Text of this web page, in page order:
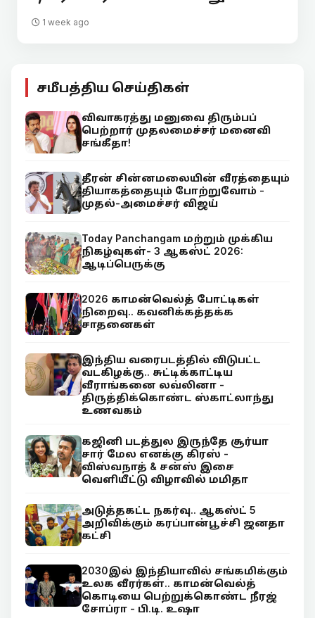
1 week ago
சமீபத்திய செய்திகள்
விவாகரத்து மனுவை திரும்பப்
பெற்றார் முதலமைச்சர் மனைவி
சங்கீதா!
தீரன் சின்னமலையின் வீரத்தையும்
தியாகத்தையும் போற்றுவோம் -
முதல்-அமைச்சர் விஜய்
Today Panchangam மற்றும் முக்கிய
நிகழ்வுகள்- 3 ஆகஸ்ட் 2026:
ஆடிப்பெருக்கு
2026 காமன்வெல்த் போட்டிகள்
நிறைவு.. கவனிக்கத்தக்க
சாதனைகள்
இந்திய வரைபடத்தில் விடுபட்ட
வடகிழக்கு.. சுட்டிக்காட்டிய
வீராங்கனை லவ்லினா -
திருத்திக்கொண்ட ஸ்காட்லாந்து
உணவகம்
கஜினி படத்துல இருந்தே சூர்யா
சார் மேல எனக்கு கிரஸ் -
விஸ்வநாத் & சன்ஸ் இசை
வெளியீட்டு விழாவில் மமிதா
அடுத்தகட்ட நகர்வு.. ஆகஸ்ட் 5
அறிவிக்கும் கரப்பான்பூச்சி ஜனதா
கட்சி
2030இல் இந்தியாவில் சங்கமிக்கும்
உலக வீரர்கள்.. காமன்வெல்த்
கொடியை பெற்றுக்கொண்ட நீரஜ்
சோப்ரா - பி.டி. உஷா